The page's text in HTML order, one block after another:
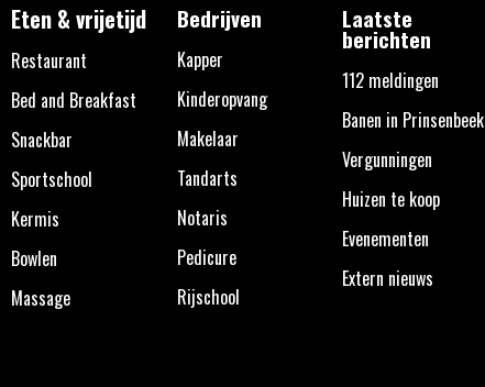
Eten & vrijetijd
Restaurant
Bed and Breakfast
Snackbar
Sportschool
Kermis
Bowlen
Massage
Bedrijven
Kapper
Kinderopvang
Makelaar
Tandarts
Notaris
Pedicure
Rijschool
Laatste
berichten
112 meldingen
Banen in Prinsenbeek
Vergunningen
Huizen te koop
Evenementen
Extern nieuws